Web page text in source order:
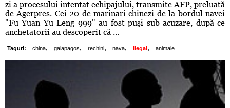
zi a procesului intentat echipajului, transmite AFP, preluată
de Agerpres. Cei 20 de marinari chinezi de la bordul navei
"Fu Yuan Yu Leng 999" au fost puşi sub acuzare, după ce
anchetatorii au descoperit că ...
Taguri: china, galapagos, rechini, nava, ilegal , animale